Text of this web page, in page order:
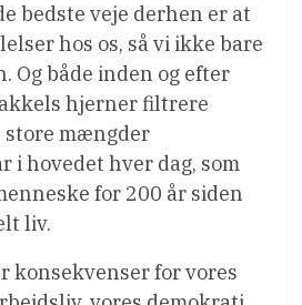
bedste veje derhen er at
hos os, så vi ikke bare
Og både inden og efter
hjerner filtrere
store mængder
i hovedet hver dag, som
for 200 år siden
liv.
konsekvenser for vores